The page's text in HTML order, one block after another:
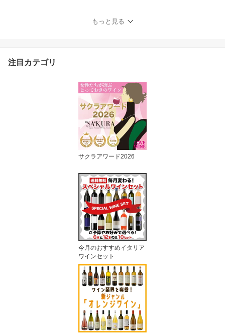
ン イタリア 750ml ピノ
ネロ ロンバルディア エ
もっと見る
注目カテゴリ
サクラアワード2026
今月のおすすめイタリア
ワインセット